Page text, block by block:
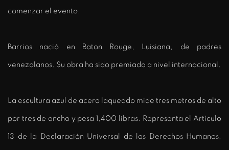
comenzar el evento.
Barrios nació en Baton Rouge, Luisiana, de padres
venezolanos. Su obra ha sido premiada a nivel internacional.
La escultura azul de acero laqueado mide tres metros de alto
por tres de ancho y pesa 1,400 libras. Representa el Artículo
13 de la Declaración Universal de los Derechos Humanos,